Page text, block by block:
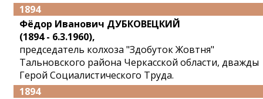
1894
Фёдор Иванович ДУБКОВЕЦКИЙ
(1894 - 6.3.1960),
председатель колхоза "Здобуток Жовтня"
Тальновского района Черкасской области, дважды
Герой Социалистического Труда.
1894